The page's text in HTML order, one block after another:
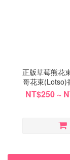
正版草莓熊花
哥花束(Lotso)
花金莎
NT$250 ~